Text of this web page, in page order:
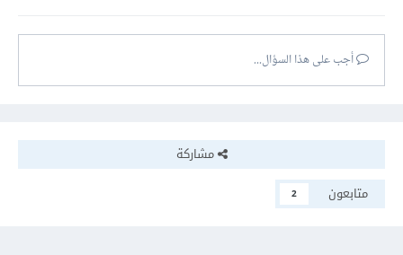
أجب على هذا السؤال...
مشاركة
متابعون
2